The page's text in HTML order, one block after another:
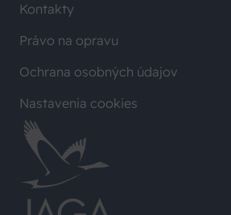
Kontakty
Právo na opravu
Ochrana osobných údajov
Nastavenia cookies